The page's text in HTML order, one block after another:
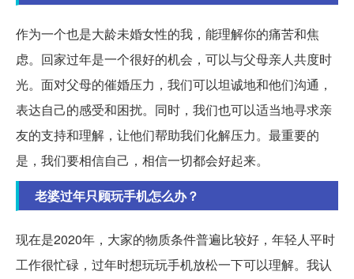
作为一个也是大龄未婚女性的我，能理解你的痛苦和焦
虑。回家过年是一个很好的机会，可以与父母亲人共度时
光。面对父母的催婚压力，我们可以坦诚地和他们沟通，
表达自己的感受和困扰。同时，我们也可以适当地寻求亲
友的支持和理解，让他们帮助我们化解压力。最重要的
是，我们要相信自己，相信一切都会好起来。
老婆过年只顾玩手机怎么办？
现在是2020年，大家的物质条件普遍比较好，年轻人平时
工作很忙碌，过年时想玩玩手机放松一下可以理解。我认